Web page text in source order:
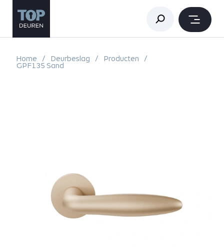
Home Deurbeslag
Producten
GPF135 Sand